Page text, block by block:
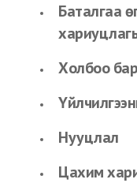
Баталгаа
Холбоо
Нууцлал
Цахим